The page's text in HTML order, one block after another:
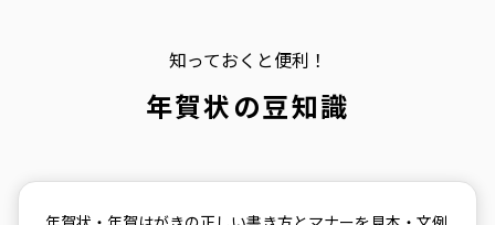
知っておくと便利！
年賀状の豆知識